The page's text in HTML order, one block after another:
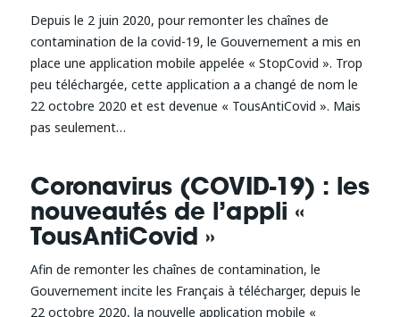
Depuis le 2 juin 2020, pour remonter les chaînes de
contamination de la covid-19, le Gouvernement a mis en
place une application mobile appelée « StopCovid ». Trop
peu téléchargée, cette application a a changé de nom le
22 octobre 2020 et est devenue « TousAntiCovid ». Mais
pas seulement…
Coronavirus (COVID-19) : les
nouveautés de l’appli «
TousAntiCovid »
Afin de remonter les chaînes de contamination, le
Gouvernement incite les Français à télécharger, depuis le
22 octobre 2020, la nouvelle application mobile «